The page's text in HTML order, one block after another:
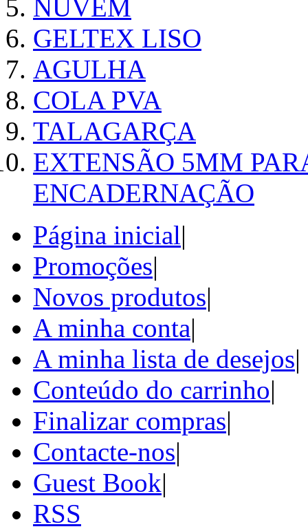
NUVEM
GELTEX LISO
AGULHA
COLA PVA
TALAGARÇA
EXTENSÃO 5MM
ENCADERNAÇÃO
Página inicial|
Promoções|
Novos produtos|
A minha conta|
A minha lista de desejos|
Conteúdo do carrinho|
Finalizar compras|
Contacte-nos|
Guest Book|
RSS